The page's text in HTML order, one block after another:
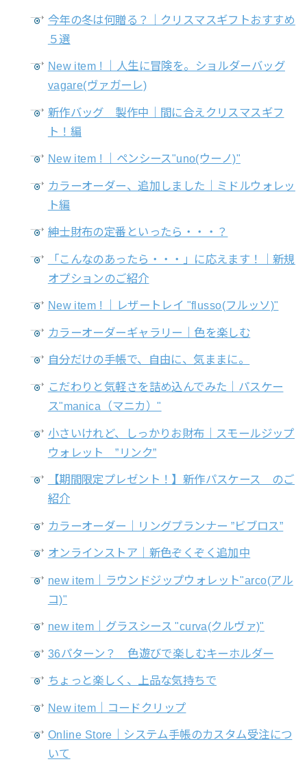
今年の冬は何贈る？｜クリスマスギフトおすすめ
５選
New item ! ｜人生に冒険を。ショルダーバッグ
vagare(ヴァガーレ)
新作バッグ 製作中｜間に合えクリスマスギフ
ト！編
New item ! ｜ペンシース"uno(ウーノ)"
カラーオーダー、追加しました｜ミドルウォレッ
ト編
紳士財布の定番といったら・・・？
「こんなのあったら・・・」に応えます！｜新規
オプションのご紹介
New item ! ｜レザートレイ "flusso(フルッソ)"
カラーオーダーギャラリー｜色を楽しむ
自分だけの手帳で、自由に、気ままに。
こだわりと気軽さを詰め込んでみた｜パスケー
ス"manica（マニカ）"
小さいけれど、しっかりお財布｜スモールジップ
ウォレット ”リンク”
【期間限定プレゼント！】新作パスケース のご
紹介
カラーオーダー｜リングプランナー ”ビブロス”
オンラインストア｜新色ぞくぞく追加中
new item｜ラウンドジップウォレット"arco(アル
コ)"
new item｜グラスシース "curva(クルヴァ)"
36パターン？ 色遊びで楽しむキーホルダー
ちょっと楽しく、上品な気持ちで
New item｜コードクリップ
Online Store｜システム手帳のカスタム受注につ
いて